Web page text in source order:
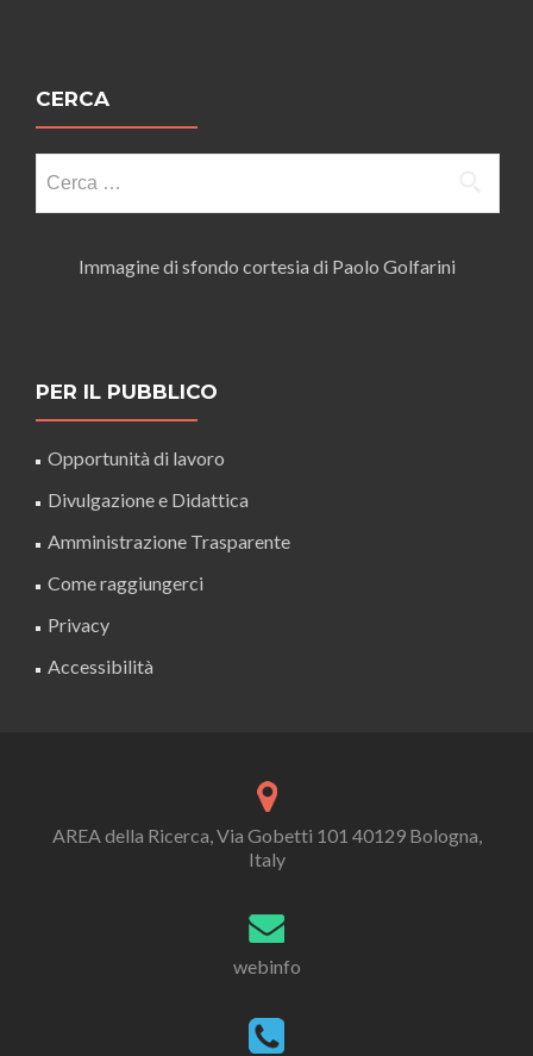
CERCA
per:
Immagine di sfondo cortesia di Paolo Golfarini
PER IL PUBBLICO
Opportunità di lavoro
Divulgazione e Didattica
Amministrazione Trasparente
Come raggiungerci
Privacy
Accessibilità
AREA della Ricerca, Via Gobetti 101 40129 Bologna,
Italy
webinfo